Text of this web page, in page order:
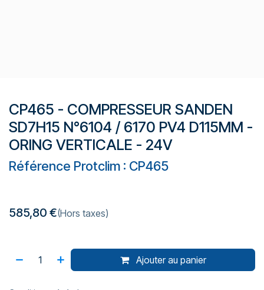
CP465 - COMPRESSEUR SANDEN
SD7H15 N°6104 / 6170 PV4 D115MM -
ORING VERTICALE - 24V
Référence Protclim : CP465
585,80 €(Hors taxes)
Ajouter au panier